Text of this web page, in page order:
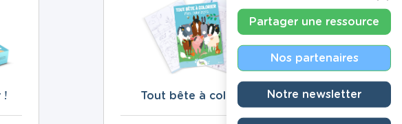
! Tout bête à colorier !
Partager une ressource
Nos partenaires
Notre newsletter